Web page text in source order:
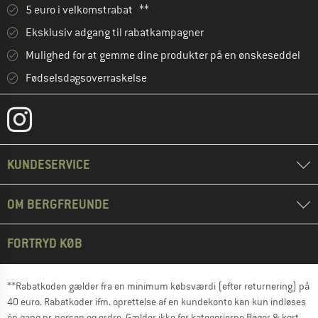
5 euro i velkomstrabat **
Eksklusiv adgang til rabatkampagner
Mulighed for at gemme dine produkter på en ønskeseddel
Fødselsdagsoverraskelse
KUNDESERVICE
OM BERGFREUNDE
FORTRYD KØB
**Rabatkoden gælder fra en minimum købsværdi (efter returnering) på
40 euro. Rabatkoder ifm. oprettelse af en kundekonto kan kun indløses